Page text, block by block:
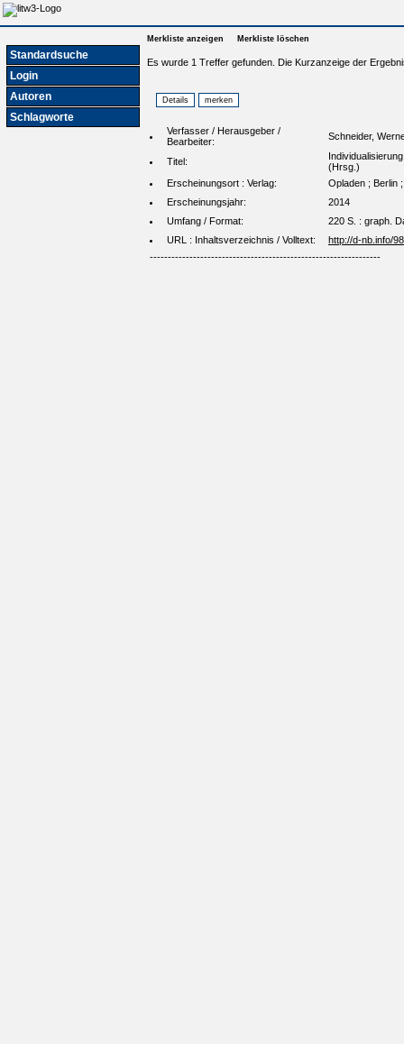
Standardsuche
Login
Autoren
Schlagworte
Merkliste anzeigen Merkliste löschen
Es wurde 1 Treffer gefunden. Die Kurzanzeige der
Verfasser / Herausgeber /
Bearbeiter:
Schneider,
Titel:
(Hrsg.)
Erscheinungsort : Verlag:
Opladen ; Berlin
Erscheinungsjahr:
2014
Umfang / Format:
220 S. : graph.
URL : Inhaltsverzeichnis / Volltext:
http://d-nb.info/
----------------------------------------------------------------